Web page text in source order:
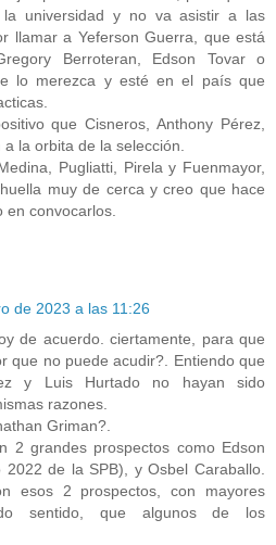
universidad y no va asistir a las
llamar a Yeferson Guerra, que está
Berroteran, Edson Tovar o
lo merezca y esté en el país que
que Cisneros, Anthony Pérez,
la orbita de la selección.
Pugliatti, Pirela y Fuenmayor,
muy de cerca y creo que hace
en convocarlos.
de 2023 a las 11:26
de acuerdo. ciertamente, para que
que no puede acudir?. Entiendo que
y Luis Hurtado no hayan sido
razones.
Griman?.
2 grandes prospectos como Edson
2022 de la SPB), y Osbel Caraballo.
esos 2 prospectos, con mayores
sentido, que algunos de los